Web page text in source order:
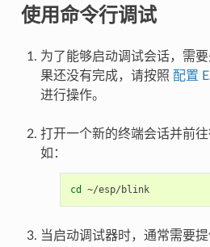
使用命令行调试
为了能够启动调试会话，需
果还没有完成，请按照 配置
进行操作。
打开一个新的终端会话并前
如：
cd ~/esp/blink
当启动调试器时，通常需要